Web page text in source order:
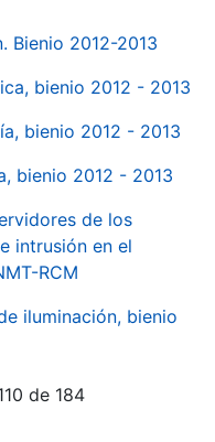
Bienio 2012-2013
bienio 2012 - 2013
bienio 2012 - 2013
bienio 2012 - 2013
de los
intrusión en el
RCM
iluminación, bienio
de 184